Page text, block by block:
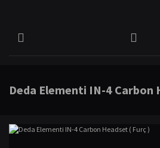
Deda Elementi IN-4 Carbon